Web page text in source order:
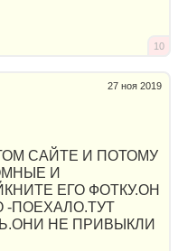
10
27 ноя 2019
САЙТЕ И ПОТОМУ
И
ЕГО ФОТКУ.ОН
-ПОЕХАЛО.ТУТ
НЕ ПРИВЫКЛИ